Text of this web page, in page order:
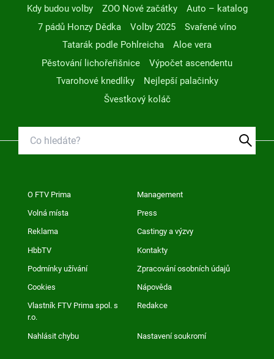
Kdy budou volby
ZOO Nové začátky
Auto – katalog
7 pádů Honzy Dědka
Volby 2025
Svařené víno
Tatarák podle Pohlreicha
Aloe vera
Pěstování lichořeřišnice
Výpočet ascendentu
Tvarohové knedlíky
Nejlepší palačinky
Švestkový koláč
O FTV Prima Management
Volná místa Press
Reklama Castingy a výzvy
HbbTV Kontakty
Podmínky užívání Zpracování osobních údajů
Cookies Nápověda
Vlastník FTV Prima spol. s
r.o.
Redakce
Nahlásit chybu Nastavení soukromí